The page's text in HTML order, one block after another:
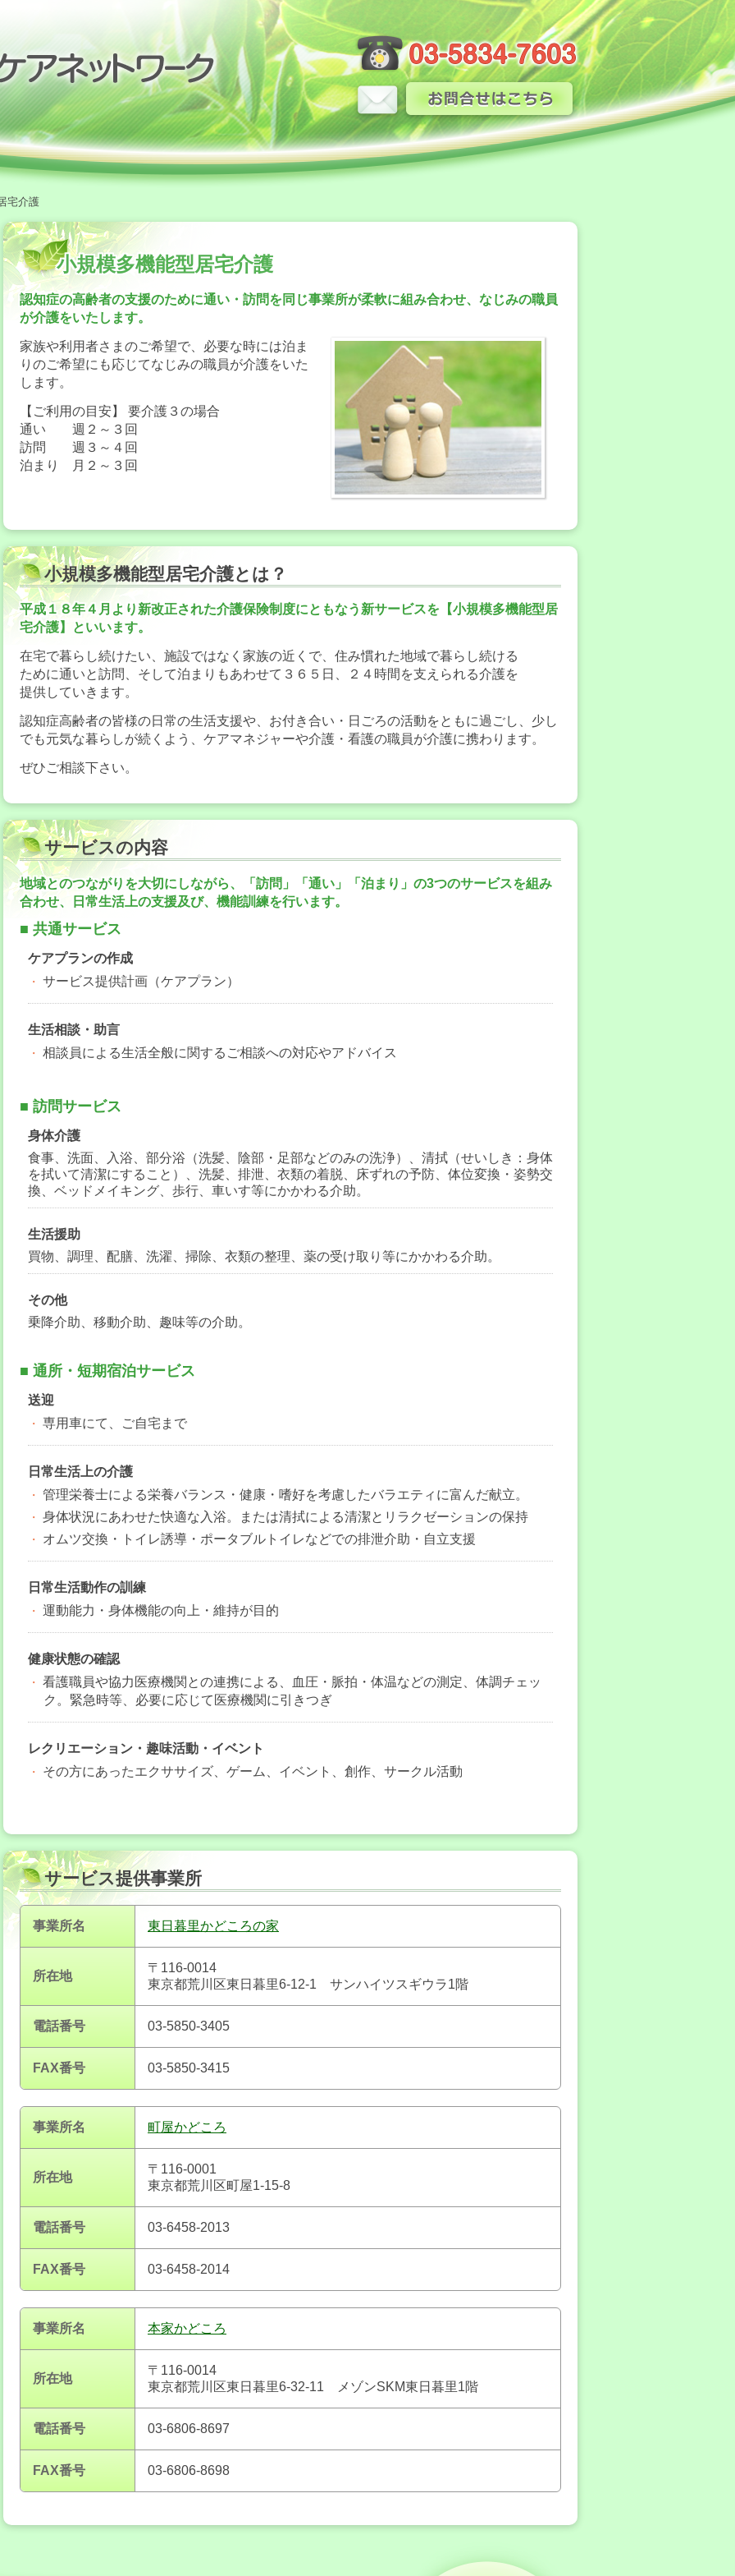
宅介護
小規模多機能型居宅介護
認知症の高齢者の支援のために通い・訪問を同じ事業所が柔軟に組み合わせ、なじみの職員
が介護をいたします。
家族や利用者さまのご希望で、必要な時には泊ま
りのご希望にも応じてなじみの職員が介護をいた
します。
【ご利用の目安】 要介護３の場合
通い 週２～３回
訪問 週３～４回
泊まり 月２～３回
小規模多機能型居宅介護とは？
平成１８年４月より新改正された介護保険制度にともなう新サービスを【小規模多機能型居
宅介護】といいます。
在宅で暮らし続けたい、施設ではなく家族の近くで、住み慣れた地域で暮らし続ける
ために通いと訪問、そして泊まりもあわせて３６５日、２４時間を支えられる介護を
提供していきます。
認知症高齢者の皆様の日常の生活支援や、お付き合い・日ごろの活動をともに過ごし、少し
でも元気な暮らしが続くよう、ケアマネジャーや介護・看護の職員が介護に携わります。
ぜひご相談下さい。
サービスの内容
地域とのつながりを大切にしながら、「訪問」「通い」「泊まり」の3つのサービスを組み
合わせ、日常生活上の支援及び、機能訓練を行います。
■ 共通サービス
ケアプランの作成
サービス提供計画（ケアプラン）
生活相談・助言
相談員による生活全般に関するご相談への対応やアドバイス
■ 訪問サービス
身体介護
食事、洗面、入浴、部分浴（洗髪、陰部・足部などのみの洗浄）、清拭（せいしき：身体
を拭いて清潔にすること）、洗髪、排泄、衣類の着脱、床ずれの予防、体位変換・姿勢交
換、ベッドメイキング、歩行、車いす等にかかわる介助。
生活援助
買物、調理、配膳、洗濯、掃除、衣類の整理、薬の受け取り等にかかわる介助。
その他
乗降介助、移動介助、趣味等の介助。
■ 通所・短期宿泊サービス
送迎
専用車にて、ご自宅まで
日常生活上の介護
管理栄養士による栄養バランス・健康・嗜好を考慮したバラエティに富んだ献立。
身体状況にあわせた快適な入浴。または清拭による清潔とリラクゼーションの保持
オムツ交換・トイレ誘導・ポータブルトイレなどでの排泄介助・自立支援
日常生活動作の訓練
運動能力・身体機能の向上・維持が目的
健康状態の確認
看護職員や協力医療機関との連携による、血圧・脈拍・体温などの測定、体調チェッ
ク。緊急時等、必要に応じて医療機関に引きつぎ
レクリエーション・趣味活動・イベント
その方にあったエクササイズ、ゲーム、イベント、創作、サークル活動
サービス提供事業所
事業所名 東日暮里かどころの家
所在地
〒116-0014
東京都荒川区東日暮里6-12-1 サンハイツスギウラ1階
電話番号 03-5850-3405
FAX番号 03-5850-3415
事業所名 町屋かどころ
所在地
〒116-0001
東京都荒川区町屋1-15-8
電話番号 03-6458-2013
FAX番号 03-6458-2014
事業所名 本家かどころ
所在地
〒116-0014
東京都荒川区東日暮里6-32-11 メゾンSKM東日暮里1階
電話番号 03-6806-8697
FAX番号 03-6806-8698